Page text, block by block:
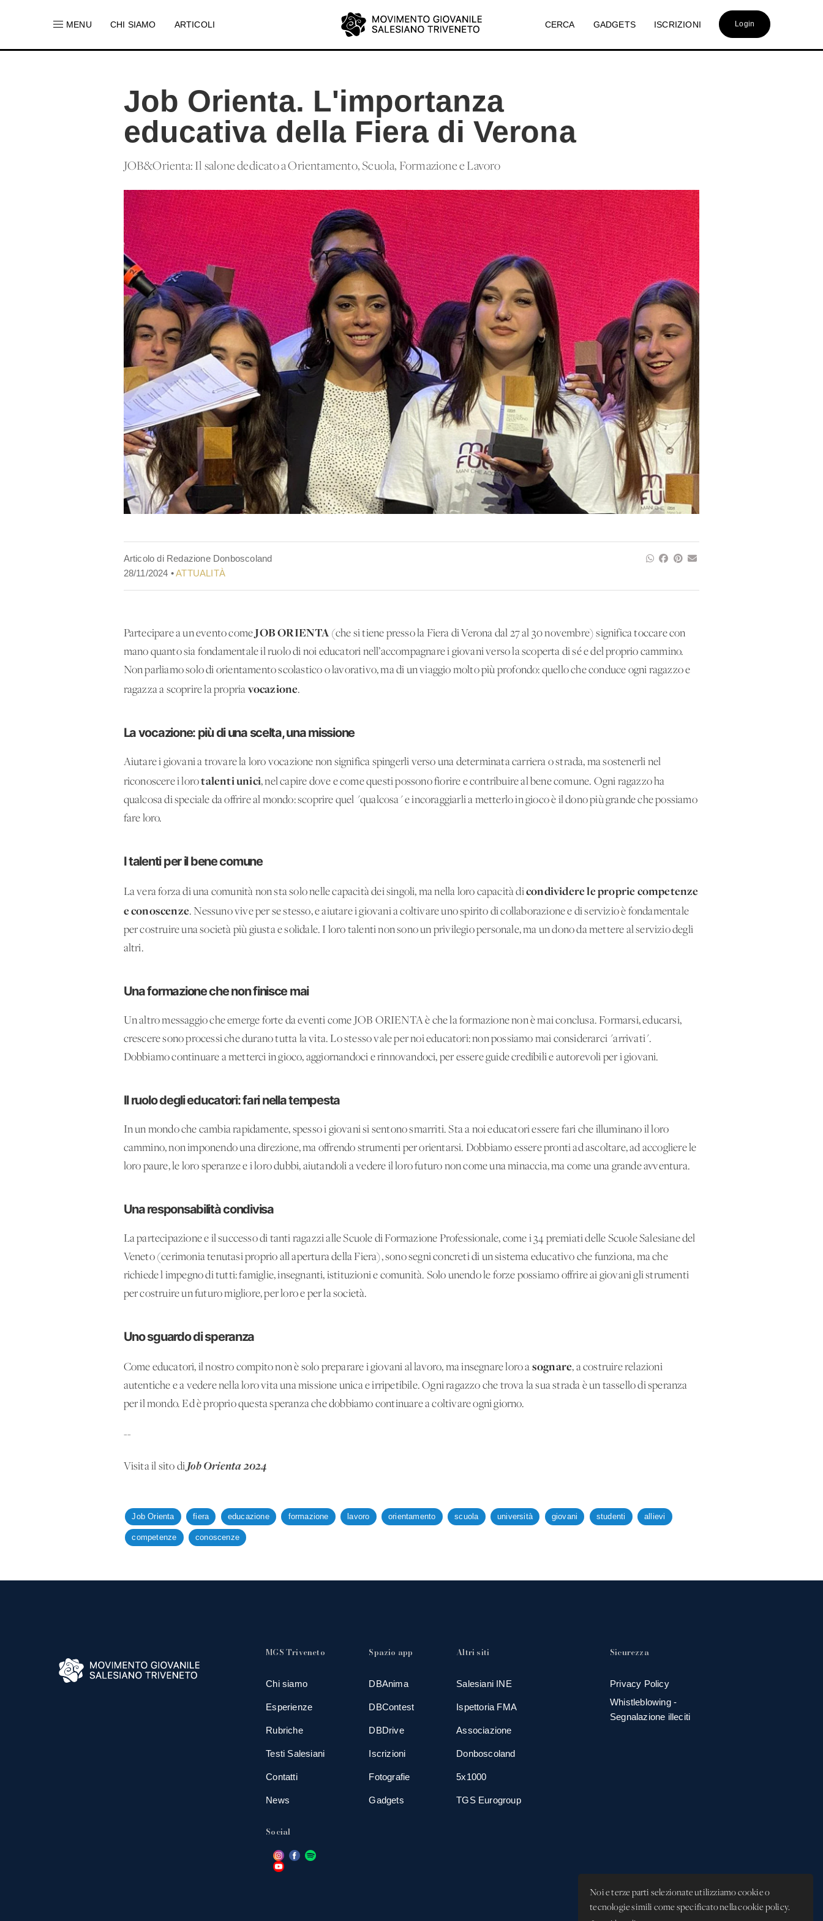
Noi e terze parti selezionate utilizziamo cookie o
tecnologie simili come specificato nella cookie policy.
MENU CHI SIAMO ARTICOLI CERCA GADGETS ISCRIZIONI Login
Job Orienta. L'importanza
educativa della Fiera di Verona
JOB&Orienta: Il salone dedicato a Orientamento, Scuola, Formazione e Lavoro
Articolo di Redazione Donboscoland
28/11/2024 •ATTUALITÀ
Partecipare a un evento comeJOB ORIENTA(che si tiene presso la Fiera di Verona dal 27 al 30 novembre) significa toccare con
mano quanto sia fondamentale il ruolo di noi educatori nell’accompagnare i giovani verso la scoperta di sé e del proprio cammino.
Non parliamo solo di orientamento scolastico o lavorativo, ma di un viaggio molto più profondo: quello che conduce ogni ragazzo e
ragazza a scoprire la propria vocazione.
La vocazione: più di una scelta, una missione
Aiutare i giovani a trovare la loro vocazione non significa spingerli verso una determinata carriera o strada, ma sostenerli nel
riconoscere i lorotalenti unici, nel capire dove e come questi possono fiorire e contribuire al bene comune. Ogni ragazzo ha
qualcosa di speciale da offrire al mondo: scoprire quel "qualcosa" e incoraggiarli a metterlo in gioco è il dono più grande che possiamo
fare loro.
I talenti per il bene comune
La vera forza di una comunità non sta solo nelle capacità dei singoli, ma nella loro capacità dicondividere le proprie competenze
e conoscenze. Nessuno vive per se stesso, e aiutare i giovani a coltivare uno spirito di collaborazione e di servizio è fondamentale
per costruire una società più giusta e solidale. I loro talenti non sono un privilegio personale, ma un dono da mettere al servizio degli
altri.
Una formazione che non finisce mai
Un altro messaggio che emerge forte da eventi come JOB ORIENTA è che la formazione non è mai conclusa. Formarsi, educarsi,
crescere sono processi che durano tutta la vita. Lo stesso vale per noi educatori: non possiamo mai considerarci "arrivati".
Dobbiamo continuare a metterci in gioco, aggiornandoci e rinnovandoci, per essere guide credibili e autorevoli per i giovani.
Il ruolo degli educatori: fari nella tempesta
In un mondo che cambia rapidamente, spesso i giovani si sentono smarriti. Sta a noi educatori essere fari che illuminano il loro
cammino, non imponendo una direzione, ma offrendo strumenti per orientarsi. Dobbiamo essere pronti ad ascoltare, ad accogliere le
loro paure, le loro speranze e i loro dubbi, aiutandoli a vedere il loro futuro non come una minaccia, ma come una grande avventura.
Una responsabilità condivisa
La partecipazione e il successo di tanti ragazzi alle Scuole di Formazione Professionale, come i 34 premiati delle Scuole Salesiane del
Veneto (cerimonia tenutasi proprio all'apertura della Fiera), sono segni concreti di un sistema educativo che funziona, ma che
richiede l'impegno di tutti: famiglie, insegnanti, istituzioni e comunità. Solo unendo le forze possiamo offrire ai giovani gli strumenti
per costruire un futuro migliore, per loro e per la società.
Uno sguardo di speranza
Come educatori, il nostro compito non è solo preparare i giovani al lavoro, ma insegnare loro a sognare, a costruire relazioni
autentiche e a vedere nella loro vita una missione unica e irripetibile. Ogni ragazzo che trova la sua strada è un tassello di speranza
per il mondo. Ed è proprio questa speranza che dobbiamo continuare a coltivare ogni giorno.
--
Visita il sito diJob Orienta 2024
Job Orienta fiera educazione formazione lavoro orientamento scuola università giovani studenti allievi
competenze conoscenze
MGS Triveneto
Chi siamo
Esperienze
Rubriche
Testi Salesiani
Contatti
News
Social
Spazio app
DBAnima
DBContest
DBDrive
Iscrizioni
Fotografie
Gadgets
Altri siti
Salesiani INE
Ispettoria FMA
Associazione
Donboscoland
5x1000
TGS Eurogroup
Sicurezza
Privacy Policy
Whistleblowing -
Segnalazione illeciti